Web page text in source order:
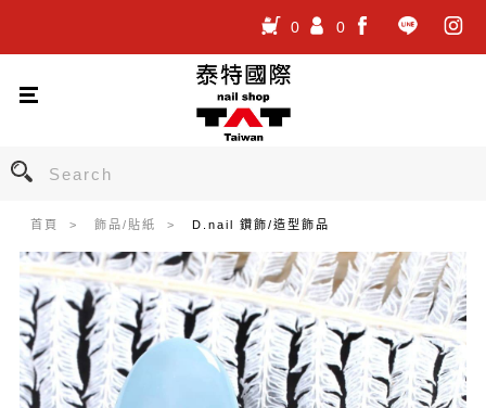
0
0
首頁 飾品/貼紙 D.nail 鑽飾/造型飾品